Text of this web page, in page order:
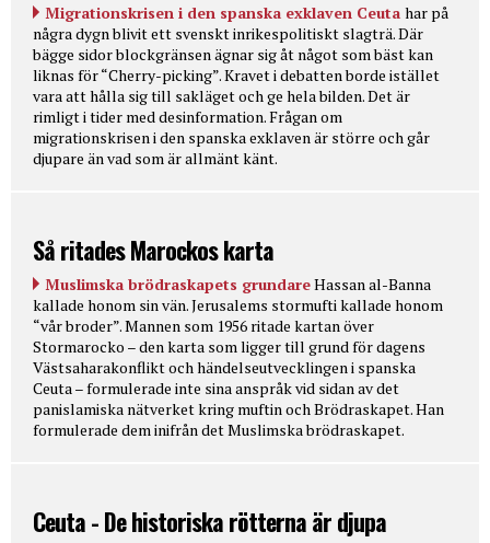
Migrationskrisen i den spanska exklaven Ceuta har på
några dygn blivit ett svenskt inrikespolitiskt slagträ. Där
bägge sidor blockgränsen ägnar sig åt något som bäst kan
liknas för “Cherry-picking”. Kravet i debatten borde istället
vara att hålla sig till sakläget och ge hela bilden. Det är
rimligt i tider med desinformation. Frågan om
migrationskrisen i den spanska exklaven är större och går
djupare än vad som är allmänt känt.
Så ritades Marockos karta
Muslimska brödraskapets grundareHassan al-Banna
kallade honom sin vän. Jerusalems stormufti kallade honom
“vår broder”. Mannen som 1956 ritade kartan över
Stormarocko – den karta som ligger till grund för dagens
Västsaharakonflikt och händelseutvecklingen i spanska
Ceuta – formulerade inte sina anspråk vid sidan av det
panislamiska nätverket kring muftin och Brödraskapet. Han
formulerade dem inifrån det Muslimska brödraskapet.
Ceuta - De historiska rötterna är djupa